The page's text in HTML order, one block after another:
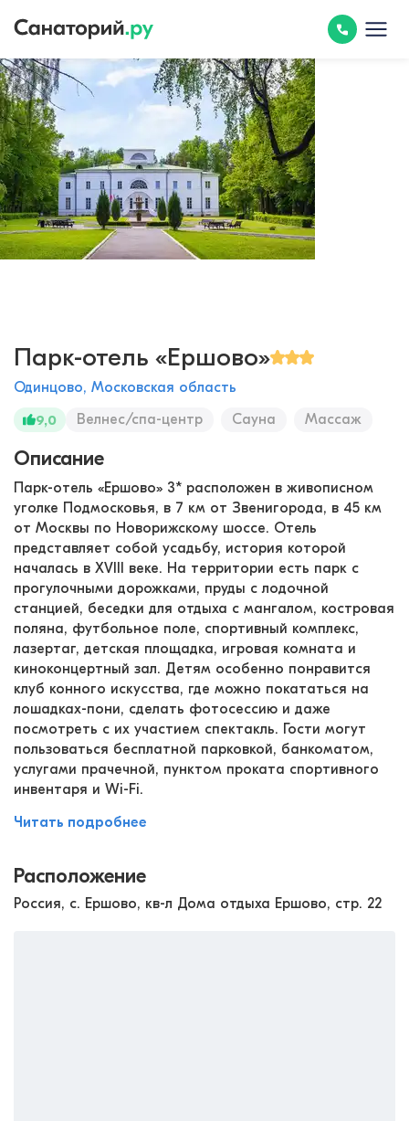
Парк-отель «Ершово»
Одинцово, Московская область
9,0
Велнес/спа-центр Сауна Массаж
Описание
Парк-отель «Ершово» 3* расположен в живописном
уголке Подмосковья, в 7 км от Звенигорода, в 45 км
от Москвы по Новорижскому шоссе. Отель
представляет собой усадьбу, история которой
началась в XVIII веке. На территории есть парк с
прогулочными дорожками, пруды с лодочной
станцией, беседки для отдыха с мангалом, костровая
поляна, футбольное поле, спортивный комплекс,
лазертаг, детская площадка, игровая комната и
киноконцертный зал. Детям особенно понравится
клуб конного искусства, где можно покататься на
лошадках-пони, сделать фотосессию и даже
посмотреть с их участием спектакль. Гости могут
пользоваться бесплатной парковкой, банкоматом,
услугами прачечной, пунктом проката спортивного
инвентаря и Wi-Fi.
Читать подробнее
Расположение
Россия, с. Ершово, кв-л Дома отдыха Ершово, стр. 22